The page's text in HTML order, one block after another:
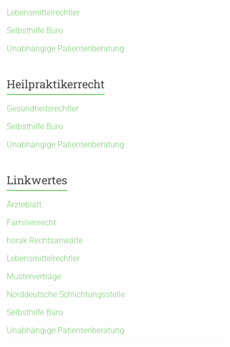
Lebensmittelrechtler
Selbsthilfe Büro
Unabhängige Patientenberatung
Heilpraktikerrecht
Gesundheitsrechtler
Selbsthilfe Büro
Unabhängige Patientenberatung
Linkwertes
Ärzteblatt
Familienrecht
horak Rechtsanwälte
Lebensmittelrechtler
Musterverträge
Norddeutsche Schlichtungsstelle
Selbsthilfe Büro
Unabhängige Patientenberatung